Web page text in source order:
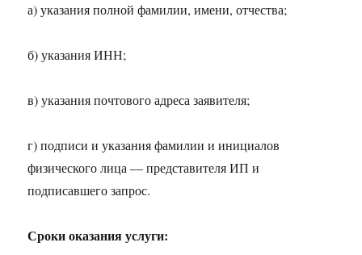
а) указания полной фамилии, имени, отчества;
б) указания ИНН;
в) указания почтового адреса заявителя;
г) подписи и указания фамилии и инициалов
физического лица — представителя ИП и
подписавшего запрос.
Сроки оказания услуги: